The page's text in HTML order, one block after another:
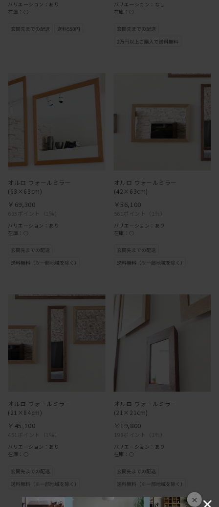
×
バリエーション：あり
在庫：○
バリエーション：なし
在庫：○
オルロ ウォールミラー
(63×63cm)
693ポイント （1％）
￥69,300
バリエーション：あり
在庫：○
オルロ ウォールミラー
(42×63cm)
561ポイント （1％）
￥56,100
バリエーション：あり
在庫：○
オルロ ウォールミラー
(21×84cm)
451ポイント （1％）
￥45,100
バリエーション：あり
在庫：○
オルロ ウォールミラー
(21×21cm)
198ポイント （1％）
￥19,800
バリエーション：あり
在庫：○